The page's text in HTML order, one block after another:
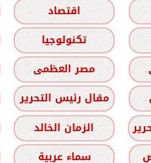
اقتصاد
تكنولوجيا
مصر العظمى
مقال رئيس التحرير
الزمان الخالد
سماء عربية